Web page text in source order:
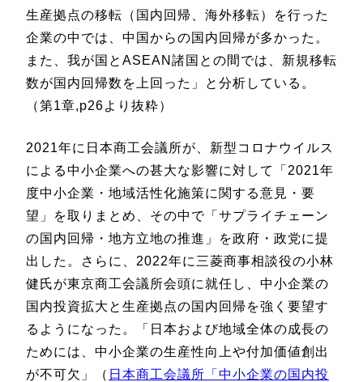
生産拠点の移転（国内回帰、海外移転）を行った
企業の中では、中国からの国内回帰が多かった。
また、我が国とASEAN諸国との間では、新規移転
数が国内回帰数を上回った」と分析している。
（第1章,p26より抜粋）
2021年に日本商工会議所が、新型コロナウイルス
による中小企業への甚大な影響に対して「2021年
度中小企業・地域活性化施策に関する意見・要
望」を取りまとめ、その中で「サプライチェーン
の国内回帰・地方立地の推進」を政府・政党に提
出した。さらに、2022年に三菱商事相談役の小林
健氏が東京商工会議所会頭に就任し、中小企業の
国内投資拡大と生産拠点の国内回帰を強く要望す
るようになった。「日本および地域全体の成長の
ためには、中小企業の生産性向上や付加価値創出
が不可欠」（ 日本商工会議所「中小企業の国内投